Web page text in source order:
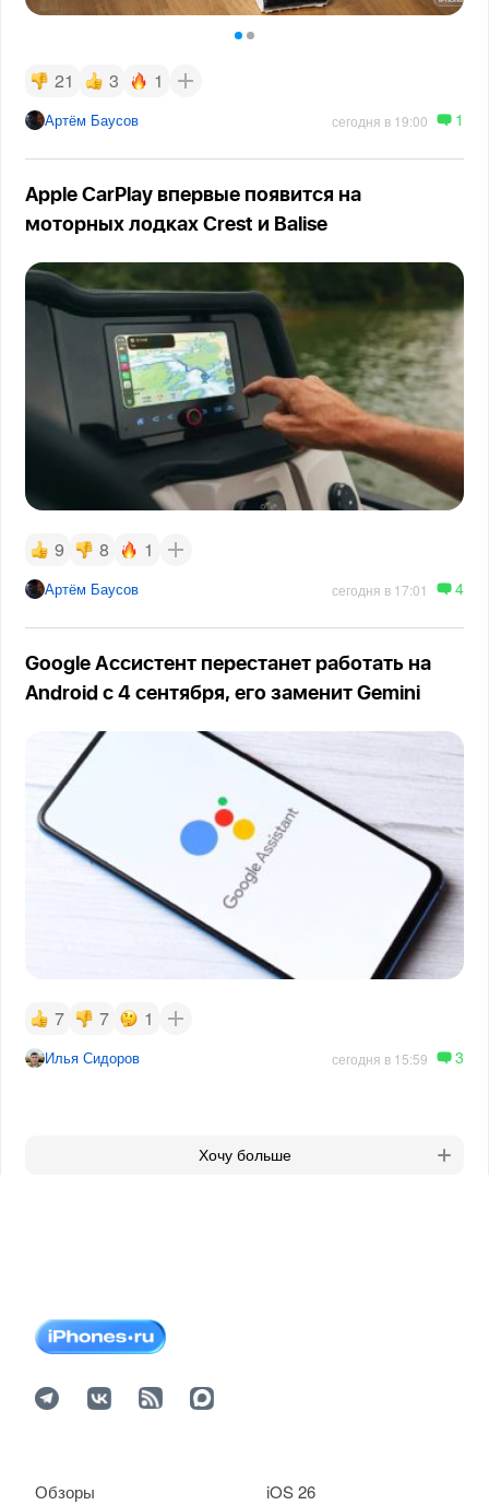
21 3 1
Артём Баусов сегодня в 19:00 1
Apple CarPlay впервые появится на
моторных лодках Crest и Balise
9 8 1
Артём Баусов сегодня в 17:01 4
Google Ассистент перестанет работать на
Android с 4 сентября, его заменит Gemini
7 7 1
Илья Сидоров сегодня в 15:59 3
Хочу больше
iOS 26
Обзоры